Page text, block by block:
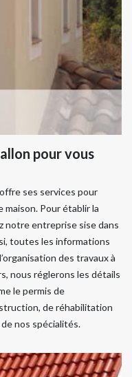
pour vous
ses services pour
Pour établir la
notre entreprise sise dans
toutes les informations
des travaux à
nous réglerons les détails
le permis de
de réhabilitation
nos spécialités.